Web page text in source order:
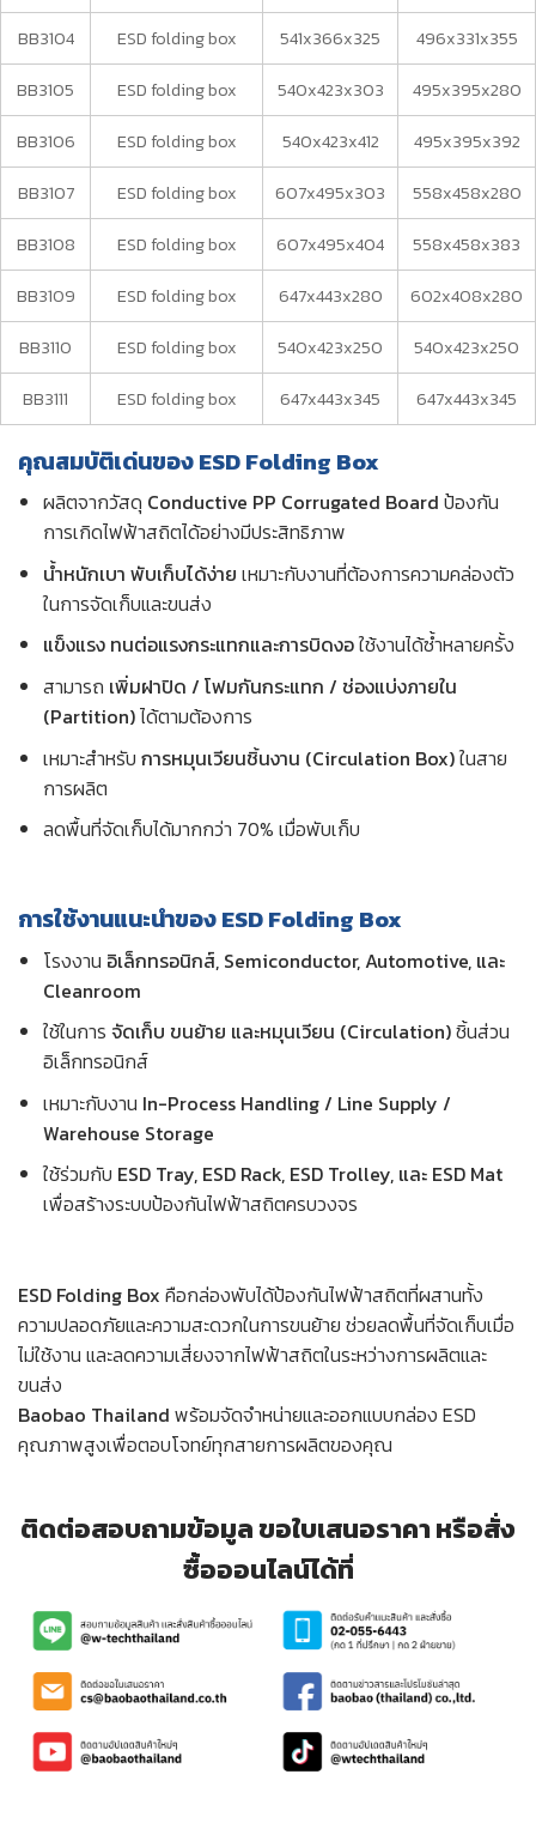
BB3104 ESD folding box 541x366x325
496x331x355
BB3105
ESD folding box 540x423x303
495x395x280
BB3106
ESD folding box 540x423x412
495x395x392
BB3107
ESD folding box 607x495x303
558x458x280
BB3108
ESD folding box 607x495x404
558x458x383
BB3109
ESD folding box 647x443x280
602x408x280
BB3110
ESD folding box 540x423x250
540x423x250
BB3111
ESD folding box 647x443x345 647x443x345
คุณสมบัติเด่นของESD Folding Box
ผลิตจากวัสดุ Conductive PP Corrugated Board ป้องกัน
การเกิดไฟฟ้าสถิตได้อย่างมีประสิทธิภาพ
น้ำหนักเบา พับเก็บได้ง่าย เหมาะกับงานที่ต้องการความคล่องตัว
ในการจัดเก็บและขนส่ง
แข็งแรง ทนต่อแรงกระแทกและการบิดงอใช้งานได้ซ้ำหลายครั้ง
สามารถ เพิ่มฝาปิด / โฟมกันกระแทก / ช่องแบ่งภายใน
(Partition)ได้ตามต้องการ
เหมาะสำหรับ การหมุนเวียนชิ้นงาน (Circulation Box)ในสาย
การผลิต
ลดพื้นที่จัดเก็บได้มากกว่า 70% เมื่อพับเก็บ
การใช้งานแนะนำของESD Folding Box
โรงงาน อิเล็กทรอนิกส์, Semiconductor, Automotive, และ
Cleanroom
ใช้ในการ จัดเก็บ ขนย้าย และหมุนเวียน (Circulation)ชิ้นส่วน
อิเล็กทรอนิกส์
เหมาะกับงาน In-Process Handling / Line Supply /
Warehouse Storage
ใช้ร่วมกับ ESD Tray, ESD Rack, ESD Trolley, และ ESD Mat
เพื่อสร้างระบบป้องกันไฟฟ้าสถิตครบวงจร
ESD Folding Box คือกล่องพับได้ป้องกันไฟฟ้าสถิตที่ผสานทั้ง
ความปลอดภัยและความสะดวกในการขนย้าย ช่วยลดพื้นที่จัดเก็บเมื่อ
ไม่ใช้งาน และลดความเสี่ยงจากไฟฟ้าสถิตในระหว่างการผลิตและ
ขนส่ง
Baobao Thailand พร้อมจัดจำหน่ายและออกแบบกล่อง ESD
คุณภาพสูงเพื่อตอบโจทย์ทุกสายการผลิตของคุณ
ติดต่อสอบถามข้อมูล ขอใบเสนอราคา หรือสั่ง
ซื้อออนไลน์ได้ที่